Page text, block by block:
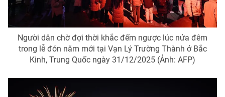
Người dân chờ đợi thời khắc đếm ngược lúc nửa đêm
trong lễ đón năm mới tại Vạn Lý Trường Thành ở Bắc
Kinh, Trung Quốc ngày 31/12/2025 (Ảnh: AFP)